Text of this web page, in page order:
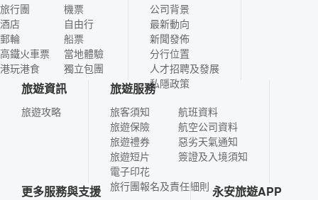
旅行團
酒店
郵輪
高鐵火車票
港玩港食
機票
自由行
船票
當地體驗
獨立包團
公司背景
最新動向
新聞發佈
分行位置
人才招聘及發展
私隱政策
旅遊資訊
旅遊攻略
旅遊服務
旅客須知
旅遊保險
旅遊禮券
旅遊短片
電子印花
航班資料
航空公司資料
惡劣天氣通知
簽證及入境須知
旅行團報名及責任細則
更多服務與支援 永安旅遊APP